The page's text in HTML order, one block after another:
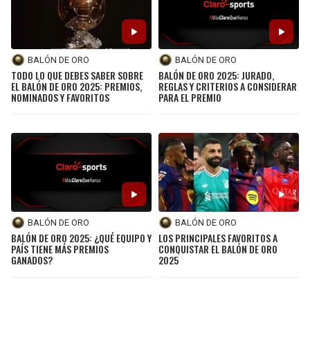
BALÓN DE ORO
TODO LO QUE DEBES SABER SOBRE
EL BALÓN DE ORO 2025: PREMIOS,
NOMINADOS Y FAVORITOS
BALÓN DE ORO
BALÓN DE ORO 2025: JURADO,
REGLAS Y CRITERIOS A CONSIDERAR
PARA EL PREMIO
BALÓN DE ORO
BALÓN DE ORO 2025: ¿QUÉ EQUIPO Y
PAÍS TIENE MÁS PREMIOS
GANADOS?
BALÓN DE ORO
LOS PRINCIPALES FAVORITOS A
CONQUISTAR EL BALÓN DE ORO
2025